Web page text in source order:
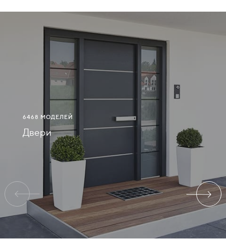
ИНТЕРЕСНЫЕ
СТАТЬИ
СВЯЗАТЬСЯ
ВОЙТИ
НАБЕРЕЖНЫЕ
ЧЕЛНЫ
6468 МОДЕЛЕЙ
Двери